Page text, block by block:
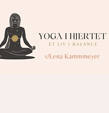
v/Lena Kammmeyer